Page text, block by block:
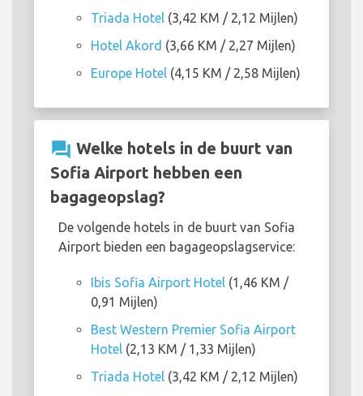
Triada Hotel (3,42 KM / 2,12 Mijlen)
Hotel Akord (3,66 KM / 2,27 Mijlen)
Europe Hotel (4,15 KM / 2,58 Mijlen)
question_answer Welke hotels in de buurt van
Sofia Airport hebben een
bagageopslag?
De volgende hotels in de buurt van Sofia
Airport bieden een bagageopslagservice:
Ibis Sofia Airport Hotel (1,46 KM /
0,91 Mijlen)
Best Western Premier Sofia Airport
Hotel (2,13 KM / 1,33 Mijlen)
Triada Hotel (3,42 KM / 2,12 Mijlen)